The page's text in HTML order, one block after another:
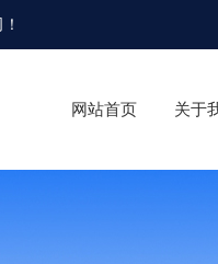
！
网站首页 关于